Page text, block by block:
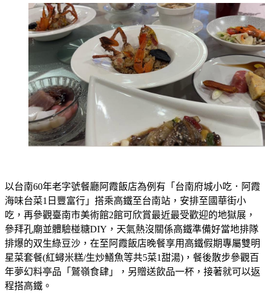
海味台菜1日豐富行」搭乘高鐵至台南站，安排至國華街小
吃，再參觀臺南市美術館2館可欣賞最近最受歡迎的地獄展，
參拜孔廟並體驗椪糖DIY，天氣熱沒關係高鐵準備好當地排隊
排爆的双生綠豆沙，在至阿霞飯店晚餐享用高鐵假期專屬雙明
星菜套餐(紅蟳米糕/生炒鱔魚等共5菜1甜湯)，餐後散步參觀百
年夢幻料亭品「鷲嶺食肆」，另贈送飲品一杯，接著就可以返
程搭高鐵。